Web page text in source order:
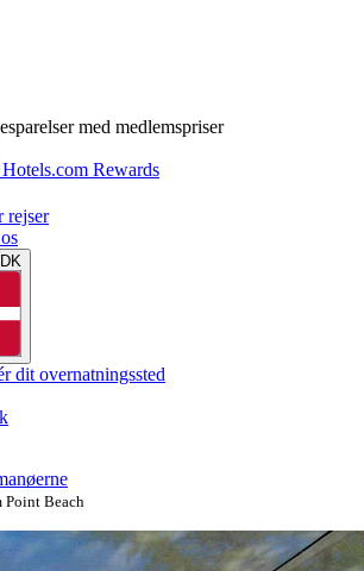
med medlemspriser
Rewards
rejser
dit overnatningssted
Beach